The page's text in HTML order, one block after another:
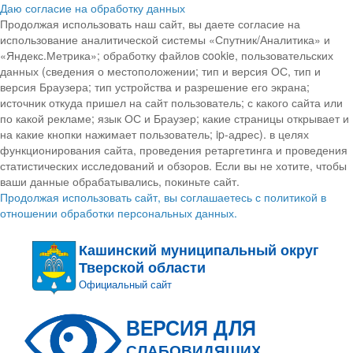
Даю согласие на обработку данных
Продолжая использовать наш сайт, вы даете согласие на
использование аналитической системы «Спутник/Аналитика» и
«Яндекс.Метрика»; обработку файлов cookie, пользовательских
данных (сведения о местоположении; тип и версия ОС, тип и
версия Браузера; тип устройства и разрешение его экрана;
источник откуда пришел на сайт пользователь; с какого сайта или
по какой рекламе; язык ОС и Браузер; какие страницы открывает и
на какие кнопки нажимает пользователь; ip-адрес). в целях
функционирования сайта, проведения ретаргетинга и проведения
статистических исследований и обзоров. Если вы не хотите, чтобы
ваши данные обрабатывались, покиньте сайт.
Продолжая использовать сайт, вы соглашаетесь с политикой в
отношении обработки персональных данных.